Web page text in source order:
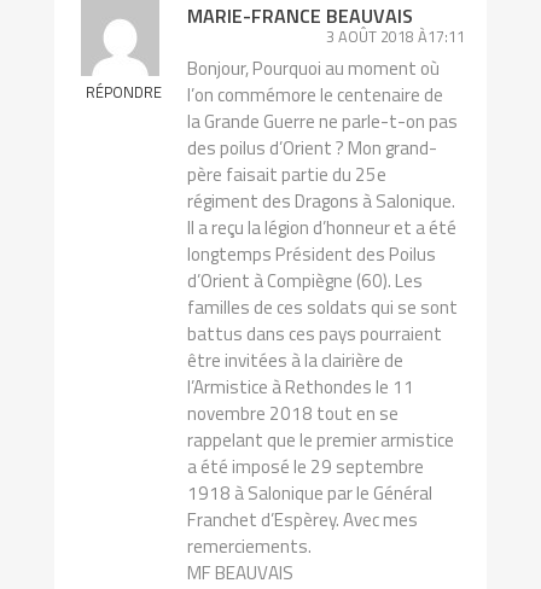
RÉPONDRE
MARIE-FRANCE BEAUVAIS
3 AOÛT 2018 À17:11
Bonjour, Pourquoi au moment où
l’on commémore le centenaire de
la Grande Guerre ne parle-t-on pas
des poilus d’Orient ? Mon grand-
père faisait partie du 25e
régiment des Dragons à Salonique.
Il a reçu la légion d’honneur et a été
longtemps Président des Poilus
d’Orient à Compiègne (60). Les
familles de ces soldats qui se sont
battus dans ces pays pourraient
être invitées à la clairière de
l’Armistice à Rethondes le 11
novembre 2018 tout en se
rappelant que le premier armistice
a été imposé le 29 septembre
1918 à Salonique par le Général
Franchet d’Espèrey. Avec mes
remerciements.
MF BEAUVAIS